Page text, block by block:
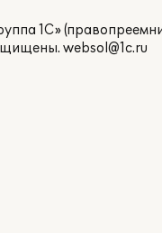
1С»
websol@1c.ru